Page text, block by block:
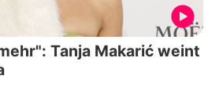
Tanja Makarić weint